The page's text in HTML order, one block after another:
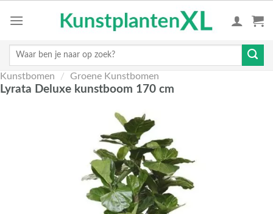
Zoeken
Kunstbomen / Groene Kunstbomen
Lyrata Deluxe kunstboom 170 cm